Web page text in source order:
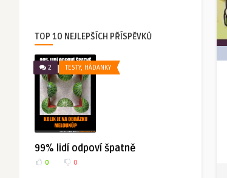
TOP 10 NEJLEPŠÍCH PŘÍSPĚVKŮ
2 TESTY, HÁDANKY
99% lidí odpoví špatně
0 0